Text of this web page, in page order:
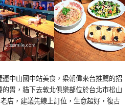
中山國中站美食，梁朝偉來台推薦的招
胃，貓下去敦北俱樂部位於台北市松山
店，建議先線上訂位，生意超好，復古